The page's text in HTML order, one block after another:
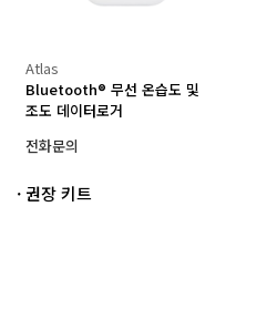
Atlas
Bluetooth® 무선 온습도 및
조도 데이터로거
전화문의
· 권장 키트